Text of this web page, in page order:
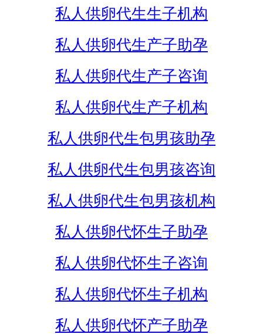
私人供卵代生生子机构
私人供卵代生产子助孕
私人供卵代生产子咨询
私人供卵代生产子机构
私人供卵代生包男孩助孕
私人供卵代生包男孩咨询
私人供卵代生包男孩机构
私人供卵代怀生子助孕
私人供卵代怀生子咨询
私人供卵代怀生子机构
私人供卵代怀产子助孕